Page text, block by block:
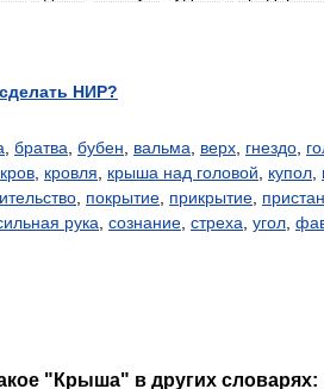
НИР?
братва бубен вальма верх гнездо
кров кровля крыша над головой купол
покрытие прикрытие
рука сознание стреха угол
"Крыша" в других словарях: